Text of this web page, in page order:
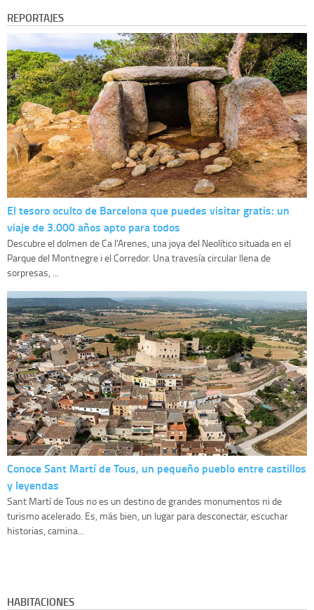
REPORTAJES
El tesoro oculto de Barcelona que puedes visitar gratis: un
viaje de 3.000 años apto para todos
Descubre el dolmen de Ca l'Arenes, una joya del Neolítico situada en el
Parque del Montnegre i el Corredor. Una travesía circular llena de
sorpresas, ...
Conoce Sant Martí de Tous, un pequeño pueblo entre castillos
y leyendas
Sant Martí de Tous no es un destino de grandes monumentos ni de
turismo acelerado. Es, más bien, un lugar para desconectar, escuchar
historias, camina...
HABITACIONES